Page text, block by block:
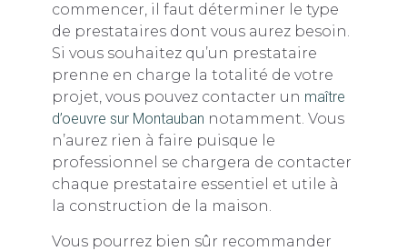
commencer, il faut déterminer le type
de prestataires dont vous aurez besoin.
Si vous souhaitez qu’un prestataire
prenne en charge la totalité de votre
projet, vous pouvez contacter un maître
d’oeuvre sur Montauban notamment. Vous
n’aurez rien à faire puisque le
professionnel se chargera de contacter
chaque prestataire essentiel et utile à
la construction de la maison.
Vous pourrez bien sûr recommander